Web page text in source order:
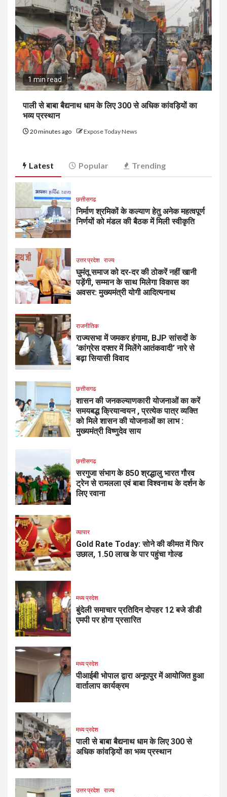
1 min read
पाली से बाबा बैद्यनाथ धाम के लिए 300 से अधिक कांवड़ियों का
भव्य प्रस्थान
20 minutes ago Expose Today News
Latest Popular Trending
छत्तीसगढ
निर्माण श्रमिकों के कल्याण हेतु अनेक महत्वपूर्ण
निर्णयों को मंडल की बैठक में मिली स्वीकृति
उत्तर प्रदेश राज्य
घुमंतू समाज को दर-दर की ठोकरें नहीं खानी
पड़ेंगी, सम्मान के साथ मिलेगा विकास का
अवसर: मुख्यमंत्री योगी आदित्यनाथ
राजनीतिक
राज्यसभा में जमकर हंगामा, BJP सांसदों के
‘कांग्रेस दफ्तर में मिलेंगे आतंकवादी’ नारे से
बढ़ा सियासी विवाद
छत्तीसगढ
शासन की जनकल्याणकारी योजनाओं का करें
समयबद्ध क्रियान्वयन , प्रत्येक पात्र व्यक्ति
को मिले शासन की योजनाओं का लाभ :
मुख्यमंत्री विष्णुदेव साय
छत्तीसगढ
सरगुजा संभाग के 850 श्रद्धालु भारत गौरव
ट्रेन से रामलला एवं बाबा विश्वनाथ के दर्शन के
लिए रवाना
व्यापार
Gold Rate Today: सोने की कीमत में फिर
उछाल, ₹1.50 लाख के पार पहुंचा गोल्ड
मध्य प्रदेश
बुंदेली समाचार प्रतिदिन दोपहर 12 बजे डीडी
एमपी पर होगा प्रसारित
मध्य प्रदेश
पीआईबी भोपाल द्वारा अनूपपुर में आयोजित हुआ
वार्तालाप कार्यक्रम
मध्य प्रदेश
पाली से बाबा बैद्यनाथ धाम के लिए 300 से
अधिक कांवड़ियों का भव्य प्रस्थान
उत्तर प्रदेश राज्य